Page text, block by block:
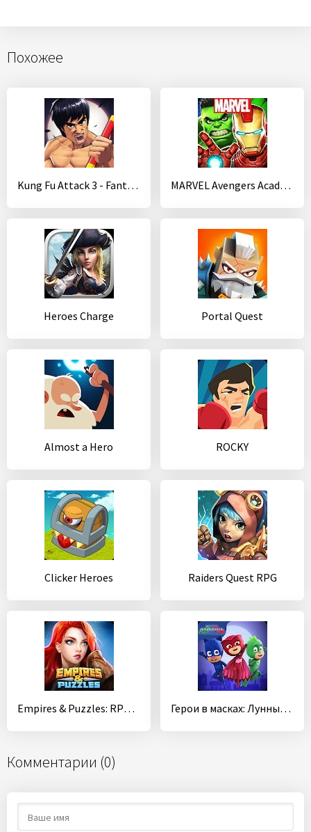
Похожее
Kung Fu Attack 3 - Fantasy Fighting King MARVEL Avengers Academy
Heroes Charge Portal Quest
Almost a Hero ROCKY
Clicker Heroes Raiders Quest RPG
Empires & Puzzles: RPG Quest Герои в масках: Лунные герои
Комментарии (0)